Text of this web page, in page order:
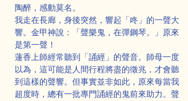
陶醉，感動莫名。
我走在長廊，身後突然，響起「咚」的一聲大
響。金甲神說：「聲樂鬼，在彈鋼琴。」原來
是第一聲！
蓮香上師經常聽到「誦經」的聲音。師母一度
以為，這可能是人間行程將盡的徵兆，才會聽
到這樣的聲響。但事實並非如此，原來每當我
超度時，總有一批專門誦經的鬼前來助力。聲